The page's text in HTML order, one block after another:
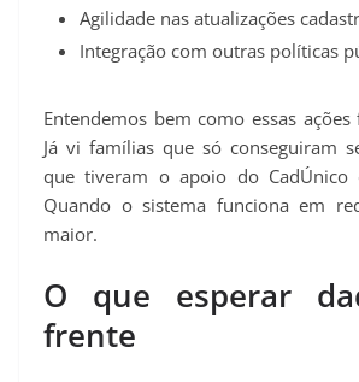
Agilidade nas atualizações
Integração com outras políticas
Entendemos bem como essas ações
Já vi famílias que só conseguiram
que tiveram o apoio do CadÚnico
Quando o sistema funciona em
maior.
O que esperar
frente